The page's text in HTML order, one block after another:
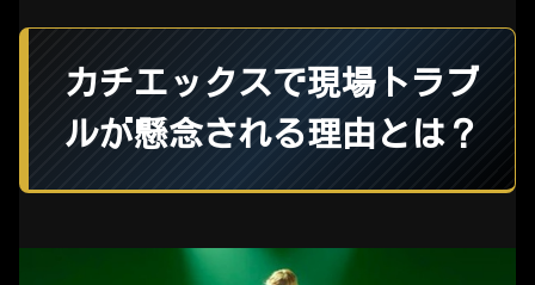
カチエックスで現場トラブ
ルが懸念される理由とは？